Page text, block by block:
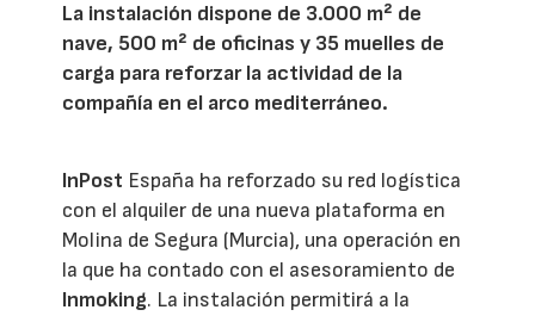
La instalación dispone de 3.000 m² de
nave, 500 m² de oficinas y 35 muelles de
carga para reforzar la actividad de la
compañía en el arco mediterráneo.
InPost España ha reforzado su red logística
con el alquiler de una nueva plataforma en
Molina de Segura (Murcia), una operación en
la que ha contado con el asesoramiento de
Inmoking. La instalación permitirá a la